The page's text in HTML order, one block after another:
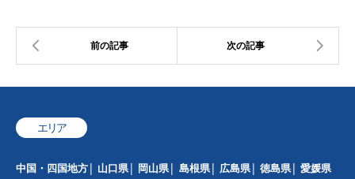
エリア
中国・四国地方 山口県 岡山県 島根県 広島県 徳島県
愛媛県